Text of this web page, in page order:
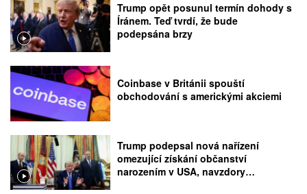
Trump opět posunul termín dohody s
Íránem. Teď tvrdí, že bude
podepsána brzy
Coinbase v Británii spouští
obchodování s americkými akciemi
Trump podepsal nová nařízení
omezující získání občanství
narozením v USA, navzdory